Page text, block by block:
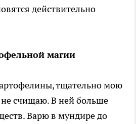
действительно
магии
тщательно мою
счищаю. В ней больше
Варю в мундире до